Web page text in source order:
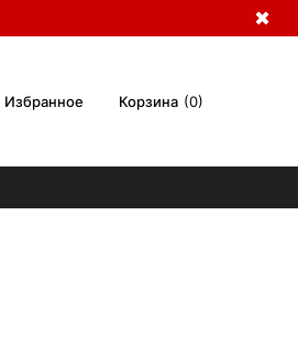
✖
Избранное Корзина 0